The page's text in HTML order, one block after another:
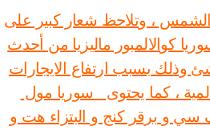
الشمس ، وتلاحظ شعار كبير على
كوالالمبور ماليزيا من أحدث
وذلك بسبب ارتفاع الايجارات
العالمية ، كما يحتوى سوريا مول
سي و برقر كنج و البتزاء هت و